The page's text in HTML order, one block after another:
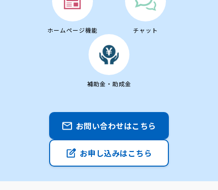
ホームページ機能 チャット
補助金・助成金
お問い合わせはこちら
お申し込みはこちら